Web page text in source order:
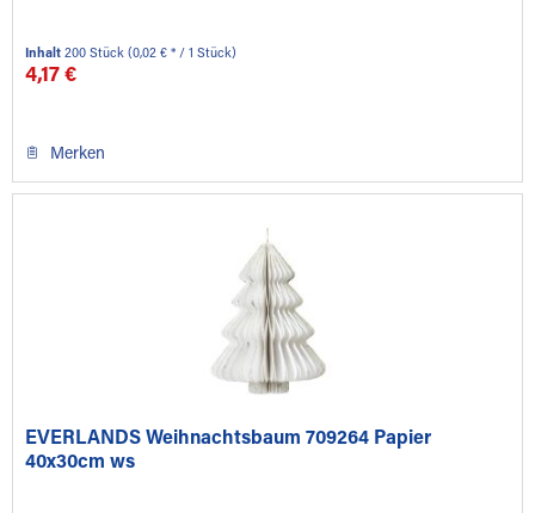
Inhalt200 Stück(0,02 € * / 1 Stück)
4,17 €
Merken
EVERLANDS Weihnachtsbaum 709264 Papier
40x30cm ws